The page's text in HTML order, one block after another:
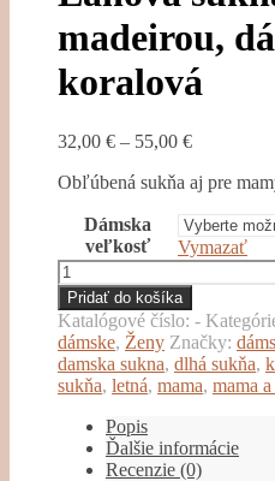
madeirou,
koralová
32,00 € – 55,00 €
Obľúbená sukňa aj pre
Dámska
veľkosť
Vymazať
množstvo
Ľanová
sukňa
s
madeirou,
dámska,
koralová
Pridať do košíka
Katalógové číslo: -
dámske, Ženy Značky:
damska sukna, dlhá sukňa,
sukňa, letná, mama, mama a
Popis
Ďalšie informácie
Recenzie (0)